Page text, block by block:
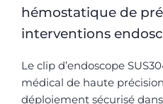
hémostatique de
interventions
Le clip d’endoscope
médical de haute
déploiement sécurisé